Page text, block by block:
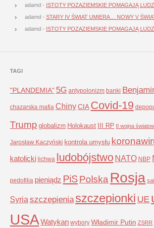
adamd - ISTOTY POZAZIEMSKIE POMAGAJĄ
adamd - STARY IV ŚWIAT UMIERA… NOWY V
adamd - ISTOTY POZAZIEMSKIE POMAGAJĄ
TAGI
"PLANDEMIA" 5G antypolonizm banki
chazarska mafia ChinyCIA Covid-19
Trump globalizm Holokaust III RP II wojna
Jarosław Kaczyński kontrola umysłu
katolicki lichwa ludobójstwo NATO NBP
pedofilia pieniądz PiSPolska Rosja
Syria szczepienia szczepionki UE
USAWatykan wybory Władimir Putin ZSRR